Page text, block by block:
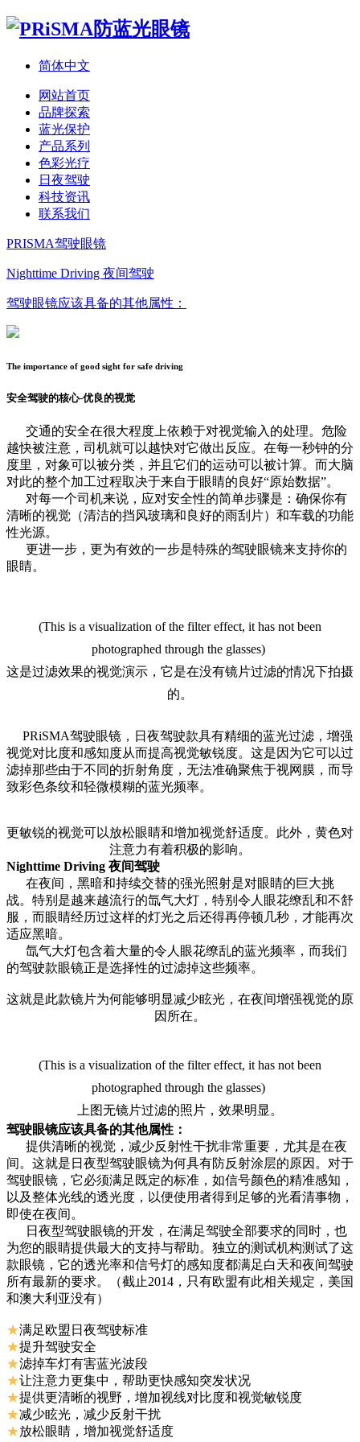
简体中文
网站首页
品牌探索
蓝光保护
产品系列
色彩光疗
日夜驾驶
科技资讯
联系我们
PRISMA驾驶眼镜
Nighttime Driving 夜间驾驶
驾驶眼镜应该具备的其他属性：
The importance of good sight for safe driving
安全驾驶的核心-优良的视觉
交通的安全在很大程度上依赖于对视觉输入的处理。危险
越快被注意，司机就可以越快对它做出反应。在每一秒钟的分
度里，对象可以被分类，并且它们的运动可以被计算。而大脑
对此的整个加工过程取决于来自于眼睛的良好“原始数据”。
对每一个司机来说，应对安全性的简单步骤是：确保你有
清晰的视觉（清洁的挡风玻璃和良好的雨刮片）和车载的功能
性光源。
更进一步，更为有效的一步是特殊的驾驶眼镜来支持你的
眼睛。
(This is a visualization of the filter effect, it has not been
photographed through the glasses)
这是过滤效果的视觉演示，它是在没有镜片过滤的情况下拍摄
的。
PRiSMA驾驶眼镜，日夜驾驶款具有精细的蓝光过滤，增强
视觉对比度和感知度从而提高视觉敏锐度。这是因为它可以过
滤掉那些由于不同的折射角度，无法准确聚焦于视网膜，而导
致彩色条纹和轻微模糊的蓝光频率。
更敏锐的视觉可以放松眼睛和增加视觉舒适度。此外，黄色对
注意力有着积极的影响。
Nighttime Driving 夜间驾驶
在夜间，黑暗和持续交替的强光照射是对眼睛的巨大挑
战。特别是越来越流行的氙气大灯，特别令人眼花缭乱和不舒
服，而眼睛经历过这样的灯光之后还得再停顿几秒，才能再次
适应黑暗。
氙气大灯包含着大量的令人眼花缭乱的蓝光频率，而我们
的驾驶款眼镜正是选择性的过滤掉这些频率。
这就是此款镜片为何能够明显减少眩光，在夜间增强视觉的原
因所在。
(This is a visualization of the filter effect, it has not been
photographed through the glasses)
上图无镜片过滤的照片，效果明显。
驾驶眼镜应该具备的其他属性：
提供清晰的视觉，减少反射性干扰非常重要，尤其是在夜
间。这就是日夜型驾驶眼镜为何具有防反射涂层的原因。对于
驾驶眼镜，它必须满足既定的标准，如信号颜色的精准感知，
以及整体光线的透光度，以便使用者得到足够的光看清事物，
即使在夜间。
日夜型驾驶眼镜的开发，在满足驾驶全部要求的同时，也
为您的眼睛提供最大的支持与帮助。独立的测试机构测试了这
款眼镜，它的透光率和信号灯的感知度都满足白天和夜间驾驶
所有最新的要求。（截止2014，只有欧盟有此相关规定，美国
和澳大利亚没有）
★满足欧盟日夜驾驶标准
★提升驾驶安全
★滤掉车灯有害蓝光波段
★让注意力更集中，帮助更快感知突发状况
★提供更清晰的视野，增加视线对比度和视觉敏锐度
★减少眩光，减少反射干扰
★放松眼睛，增加视觉舒适度